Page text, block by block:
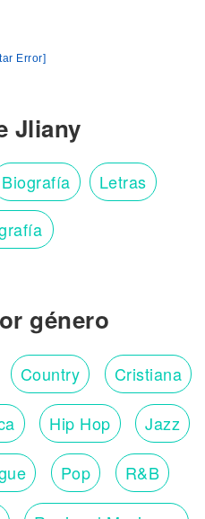
Error]
Jliany
Biografía Letras
género
Country Cristiana
Hip Hop Jazz
Pop R&B